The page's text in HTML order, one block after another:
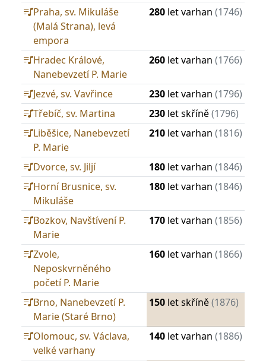
Praha, sv. Mikuláše
(Malá Strana), levá
empora
280 let varhan (1746)
Hradec Králové,
Nanebevzetí P. Marie
260 let varhan (1766)
Jezvé, sv. Vavřince 230 let varhan (1796)
Třebíč, sv. Martina
230 let skříně(1796)
Liběšice, Nanebevzetí
P. Marie
210 let varhan (1816)
Dvorce, sv. Jiljí 180 let varhan (1846)
Horní Brusnice, sv.
Mikuláše
180 let varhan (1846)
Bozkov, Navštívení P.
Marie
170 let varhan (1856)
Zvole,
Neposkvrněného
početí P. Marie
160 let varhan (1866)
Brno, Nanebevzetí P.
Marie (Staré Brno)
150 let skříně(1876)
Olomouc, sv. Václava,
velké varhany
140 let varhan (1886)